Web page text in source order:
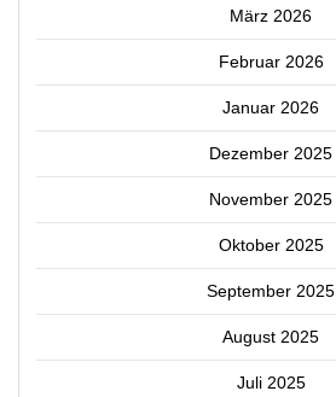
März 2026
Februar 2026
Januar 2026
Dezember 2025
November 2025
Oktober 2025
September 2025
August 2025
Juli 2025